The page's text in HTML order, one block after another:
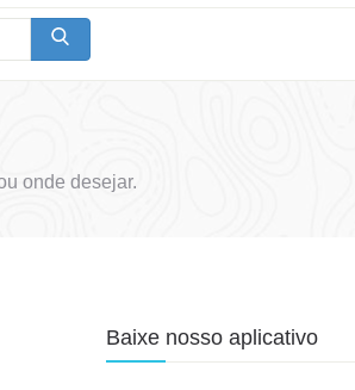
onde desejar.
Baixe nosso aplicativo